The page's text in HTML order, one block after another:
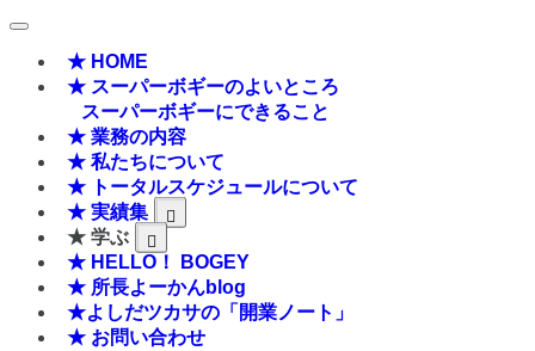
★ HOME
★ スーパーボギーのよいところ
スーパーボギーにできること
★ 業務の内容
★ 私たちについて
★ トータルスケジュールについて
★ 実績集
★ 学ぶ
★ HELLO！ BOGEY
★ 所長よーかんblog
★よしだツカサの「開業ノート」
★ お問い合わせ